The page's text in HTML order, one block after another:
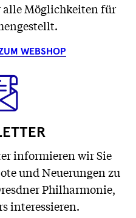
Möglichkeiten für
WEBSHOP
informieren wir Sie
und Neuerungen zu
Philharmonie,
interessieren.